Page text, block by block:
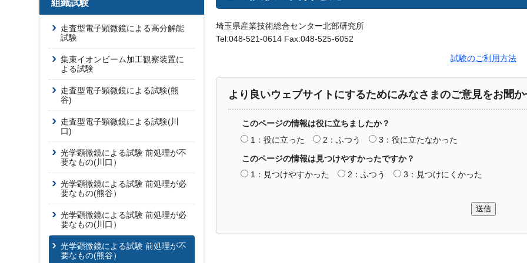
組織試験
走査型電子顕微鏡による高分解能
試験
集束イオンビーム加工観察装置に
よる試験
走査型電子顕微鏡による試験(熊
谷)
走査型電子顕微鏡による試験(川
口)
光学顕微鏡による試験 前処理が不
要なもの(川口）
光学顕微鏡による試験 前処理が必
要なもの(熊谷）
光学顕微鏡による試験 前処理が必
要なもの(川口）
光学顕微鏡による試験 前処理が不
要なもの(熊谷）
埼玉県産業技術総合センター北部研究所
Tel:048-521-0614 Fax:048-525-6052
試験のご利用方法
より良いウェブサイトにするためにみなさまのご意見をお聞
このページの情報は役に立ちましたか？
1：役に立った
2：ふつう
3：役に立たなかった
このページの情報は見つけやすかったですか？
1：見つけやすかった
2：ふつう 3：見つけにくかった
送信